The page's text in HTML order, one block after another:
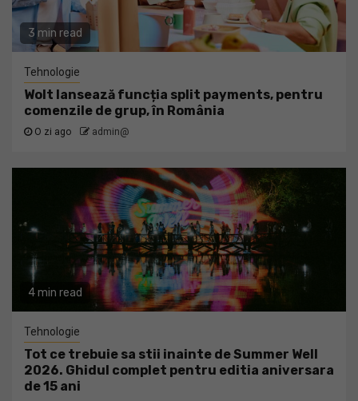
3 min read
Tehnologie
Wolt lansează funcția split payments, pentru
comenzile de grup, în România
O zi ago admin@
4 min read
Tehnologie
Tot ce trebuie sa stii inainte de Summer Well
2026. Ghidul complet pentru editia aniversara
de 15 ani